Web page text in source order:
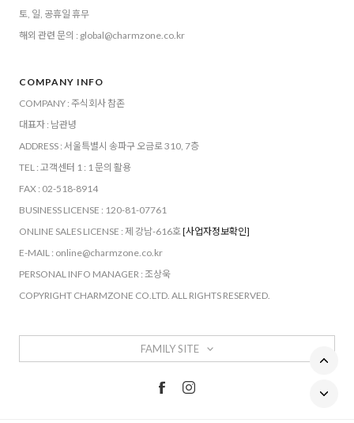
토, 일, 공휴일 휴무
해외 관련 문의 : global@charmzone.co.kr
COMPANY INFO
COMPANY : 주식회사 참존
대표자 : 남관녕
ADDRESS : 서울특별시 송파구 오금로 310, 7층
TEL : 고객센터 1 : 1 문의 활용
FAX : 02-518-8914
BUSINESS LICENSE : 120-81-07761
ONLINE SALES LICENSE : 제 강남-616호[사업자정보확인]
E-MAIL : online@charmzone.co.kr
PERSONAL INFO MANAGER : 조상욱
COPYRIGHT CHARMZONE CO.LTD. ALL RIGHTS RESERVED.
FAMILY SITE